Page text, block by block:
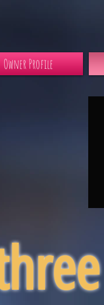
Owner Profile